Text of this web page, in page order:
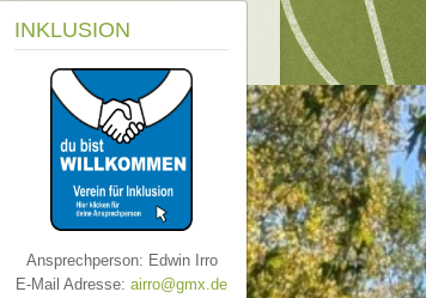
INKLUSION
Ansprechperson: Edwin Irro
E-Mail Adresse: airro@gmx.de